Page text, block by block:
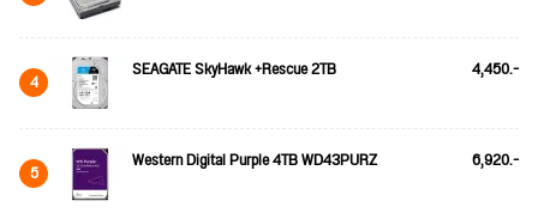
4 SEAGATE SkyHawk +Rescue 2TB 4,450.-
5 Western Digital Purple 4TB WD43PURZ 6,920.-